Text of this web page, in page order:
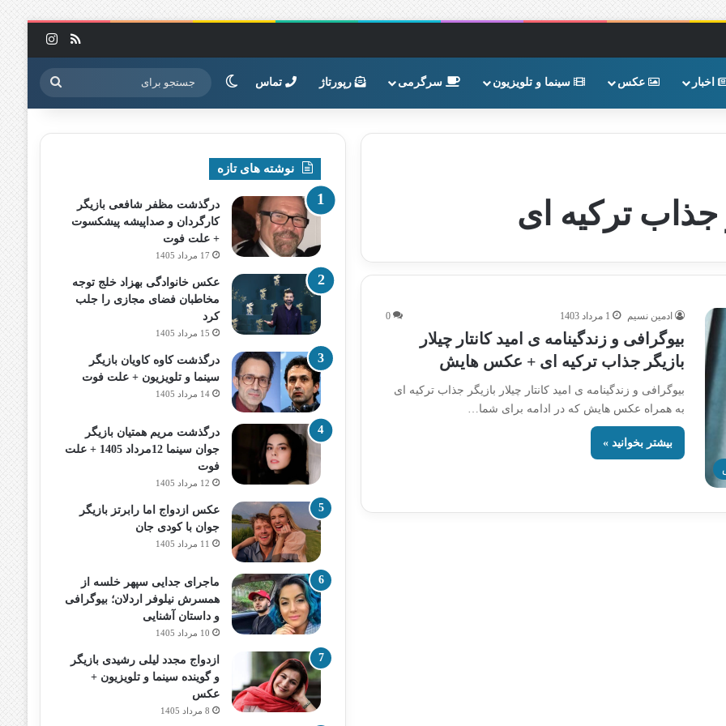
خوراک
اخبار عکس سینما و تلویزیون سرگرمی رپورتاژ تماس تغییر پوسته جستجو
برای
جذاب ترکیه ای
ادمین نسیم 1 مرداد 1403 0
بیوگرافی و زندگینامه ی امید کانتار چیلار
بازیگر جذاب ترکیه ای + عکس هایش
بیوگرافی و زندگینامه ی امید کانتار چیلار بازیگر جذاب ترکیه ای
به همراه عکس هایش که در ادامه برای شما…
بیشتر بخوانید »
نوشته های تازه
درگذشت مظفر شافعی بازیگر
کارگردان و صداپیشه پیشکسوت
+ علت فوت
17 مرداد 1405
عکس خانوادگی بهزاد خلج توجه
مخاطبان فضای مجازی را جلب
کرد
15 مرداد 1405
درگذشت کاوه کاویان بازیگر
سینما و تلویزیون + علت فوت
14 مرداد 1405
درگذشت مریم همتیان بازیگر
جوان سینما 12مرداد 1405 + علت
فوت
12 مرداد 1405
عکس ازدواج اما رابرتز بازیگر
جوان با کودی جان
11 مرداد 1405
ماجرای جدایی سپهر خلسه از
همسرش نیلوفر اردلان؛ بیوگرافی
و داستان آشنایی
10 مرداد 1405
ازدواج مجدد لیلی رشیدی بازیگر
و گوینده سینما و تلویزیون +
عکس
8 مرداد 1405